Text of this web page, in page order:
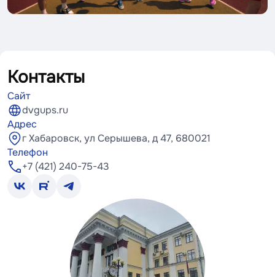
Контакты
Сайт
dvgups.ru
Адрес
г Хабаровск, ул Серышева, д 47, 680021
Телефон
+7 (421) 240-75-43